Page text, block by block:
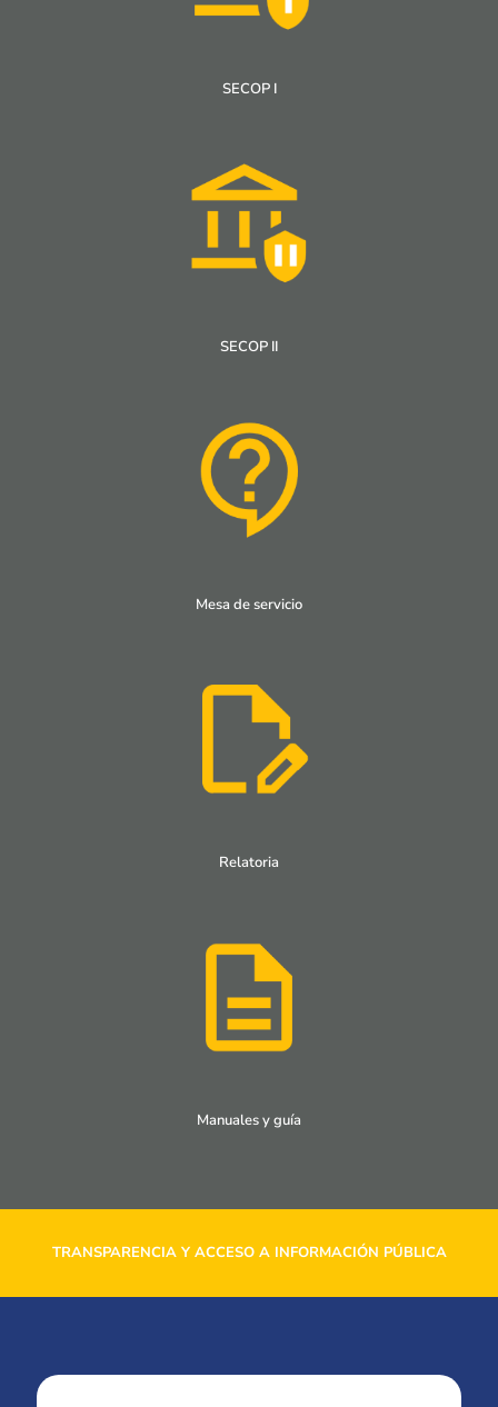
SECOP I
SECOP II
Mesa de servicio
Relatoria
Manuales y guía
TRANSPARENCIA Y ACCESO A INFORMACIÓN PÚBLICA